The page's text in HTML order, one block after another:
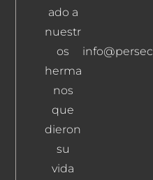
ado a
nuestr
os
herma
nos
que
dieron
su
vida